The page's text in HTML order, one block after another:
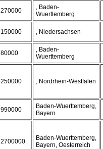
270000
, Baden-
Wuerttemberg
150000 , Niedersachsen
80000
, Baden-
Wuerttemberg
250000 , Nordrhein-Westfalen
990000
Baden-Wuerttemberg,
Bayern
2700000
Baden-Wuerttemberg,
Bayern, Oesterreich